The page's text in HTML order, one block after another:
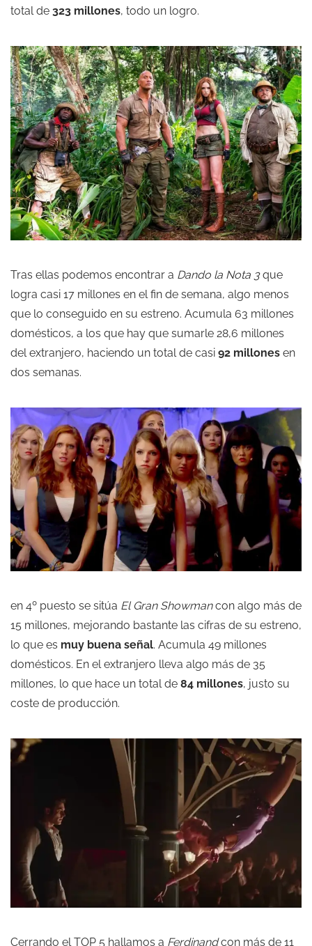
total de 323 millones, todo un logro.
Tras ellas podemos encontrar a Dando la Nota 3que
logra casi 17 millones en el fin de semana, algo menos
que lo conseguido en su estreno. Acumula 63 millones
domésticos, a los que hay que sumarle 28,6 millones
del extranjero, haciendo un total de casi 92 millones en
dos semanas.
en 4º puesto se sitúa El Gran Showmancon algo más de
15 millones, mejorando bastante las cifras de su estreno,
lo que es muy buena señal. Acumula 49 millones
domésticos. En el extranjero lleva algo más de 35
millones, lo que hace un total de 84 millones, justo su
coste de producción.
Cerrando el TOP 5 hallamos a Ferdinandcon más de 11